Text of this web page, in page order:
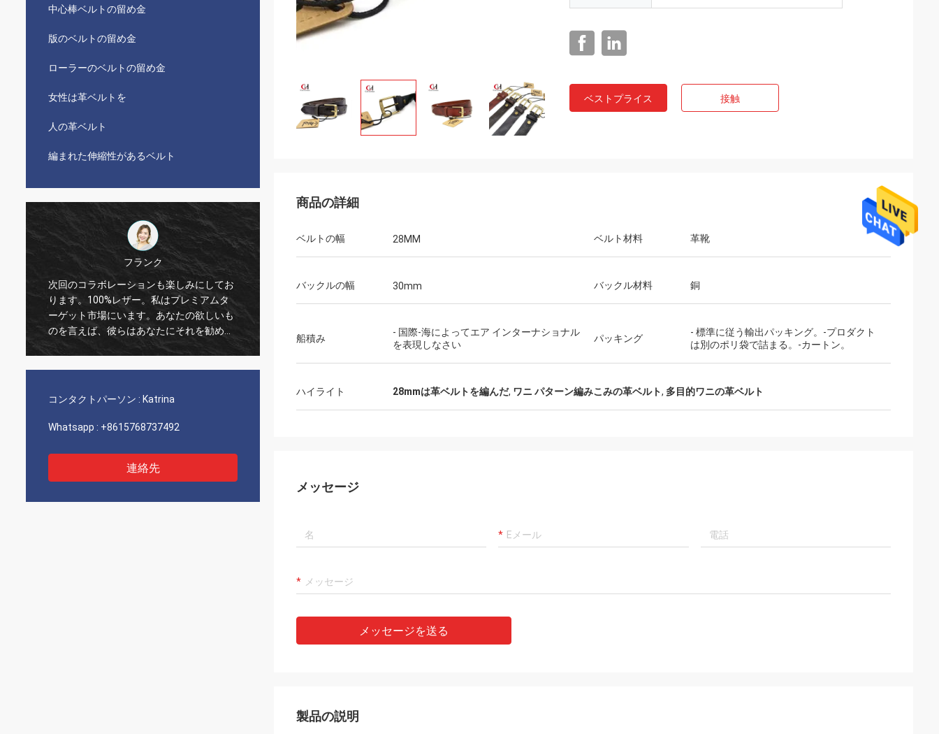
中心棒ベルトの留め金
版のベルトの留め金
ローラーのベルトの留め金
女性は革ベルトを
人の革ベルト
編まれた伸縮性があるベルト
フランク
次回のコラボレーションも楽しみにしてお
ります。100%レザー。私はプレミアムタ
ーゲット市場にいます。あなたの欲しいも
のを言えば、彼らはあなたにそれを勧めま
す。メンズブラックベルトは、通常、スー
り、幅は通常約1.25〜1.5インチです。
私はリゾート様式のブランドのバイヤーで
れる女性のための編まれたベルトがあり!そ
れは季節の私達の熱い販売人に似合うこと
をどうにかして。
とても良い仕事でした！黒は汎用性が高
す。
コンタクトパーソン : Katrina
Whatsapp : +8615768737492
連絡先
ベストプライス 接触
商品の詳細
ベルトの幅 28MM ベルト材料 革靴
バックルの幅 30mm バックル材料 銅
船積み
- 国際-海によってエア インターナショナル
を表現しなさい
パッキング
- 標準に従う輸出パッキング。-プロダクト
は別のポリ袋で詰まる。-カートン。
ハイライト 28mmは革ベルトを編んだ, ワニ パターン編みこみの革ベルト, 多目的ワニの革ベルト
メッセージ
メッセージを送る
製品の説明